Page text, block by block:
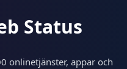
Status
onlinetjänster, appar och